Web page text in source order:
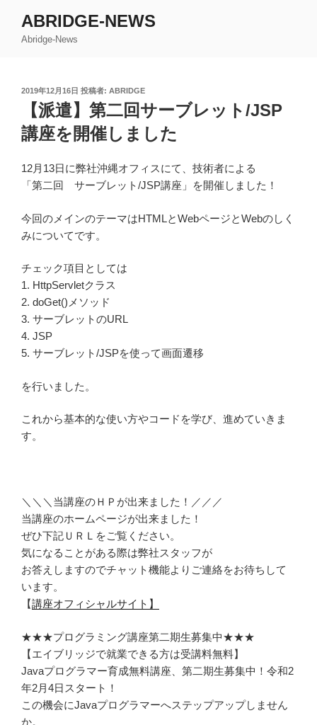
ABRIDGE-NEWS
Abridge-News
投
2019年12月16日 投稿者: ABRIDGE
【派遣】第二回サーブレット/JSP
講座を開催しました
12月13日に弊社沖縄オフィスにて、技術者による
「第二回 サーブレット/JSP講座」を開催しました！
今回のメインのテーマはHTMLとWebページとWebのしく
みについてです。
チェック項目としては
1. HttpServletクラス
2. doGet()メソッド
3. サーブレットのURL
4. JSP
5. サーブレット/JSPを使って画面遷移
を行いました。
これから基本的な使い方やコードを学び、進めていきま
す。
＼＼＼当講座のＨＰが出来ました！／／／
当講座のホームページが出来ました！
ぜひ下記ＵＲＬをご覧ください。
気になることがある際は弊社スタッフが
お答えしますのでチャット機能よりご連絡をお待ちして
います。
【講座オフィシャルサイト】
★★★プログラミング講座第二期生募集中★★★
【エイブリッジで就業できる方は受講料無料】
Javaプログラマー育成無料講座、第二期生募集中！令和2
年2月4日スタート！
この機会にJavaプログラマーへステップアップしません
か。